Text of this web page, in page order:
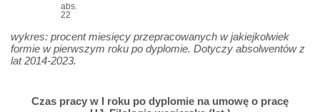
abs.
22
wykres: procent miesięcy przepracowanych w jakiejkolwiek
formie w pierwszym roku po dyplomie. Dotyczy absolwentów z
lat 2014-2023.
Czas pracy w I roku po dyplomie na umowę o pracę